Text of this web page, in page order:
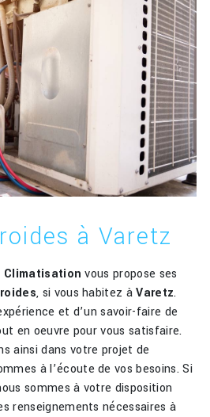
à Varetz
Climatisation vous propose ses
, si vous habitez àVaretz.
et d’un savoir-faire de
en oeuvre pour vous satisfaire.
ainsi dans votre projet de
à l’écoute de vos besoins. Si
sommes à votre disposition
renseignements nécessaires à